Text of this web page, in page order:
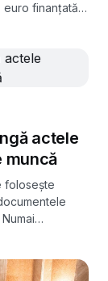
finanțată
actele
muncă
folosește